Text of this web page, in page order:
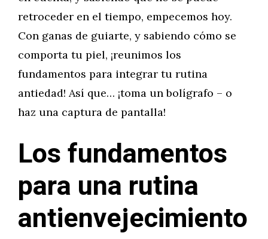
retroceder en el tiempo, empecemos hoy.
Con ganas de guiarte, y sabiendo cómo se
comporta tu piel, ¡reunimos los
fundamentos para integrar tu rutina
antiedad! Así que… ¡toma un bolígrafo – o
haz una captura de pantalla!
Los fundamentos
para una rutina
antienvejecimiento